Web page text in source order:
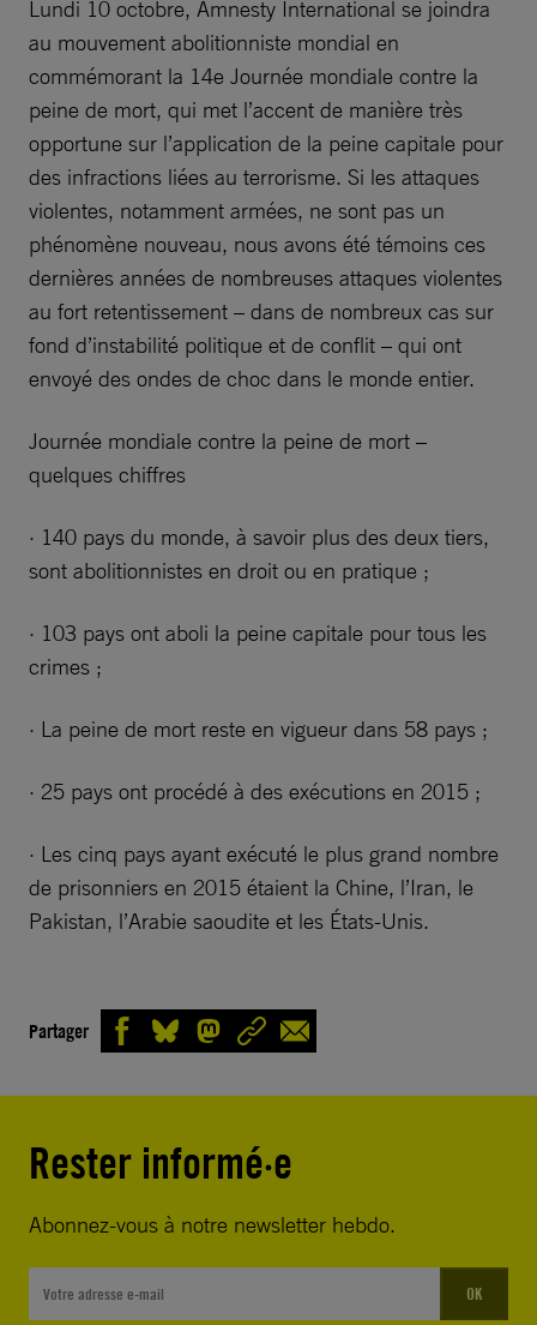
Lundi 10 octobre, Amnesty International se joindra
au mouvement abolitionniste mondial en
commémorant la 14e Journée mondiale contre la
peine de mort, qui met l’accent de manière très
opportune sur l’application de la peine capitale pour
des infractions liées au terrorisme. Si les attaques
violentes, notamment armées, ne sont pas un
phénomène nouveau, nous avons été témoins ces
dernières années de nombreuses attaques violentes
au fort retentissement – dans de nombreux cas sur
fond d’instabilité politique et de conflit – qui ont
envoyé des ondes de choc dans le monde entier.
Journée mondiale contre la peine de mort –
quelques chiffres
· 140 pays du monde, à savoir plus des deux tiers,
sont abolitionnistes en droit ou en pratique ;
· 103 pays ont aboli la peine capitale pour tous les
crimes ;
· La peine de mort reste en vigueur dans 58 pays ;
· 25 pays ont procédé à des exécutions en 2015 ;
· Les cinq pays ayant exécuté le plus grand nombre
de prisonniers en 2015 étaient la Chine, l’Iran, le
Pakistan, l’Arabie saoudite et les États-Unis.
Partager
Rester informé·e
Abonnez-vous à notre newsletter hebdo.
OK